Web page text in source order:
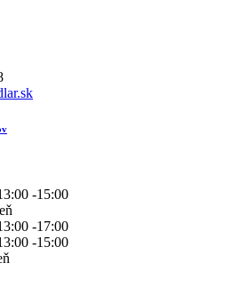
-15:00
-17:00
-15:00